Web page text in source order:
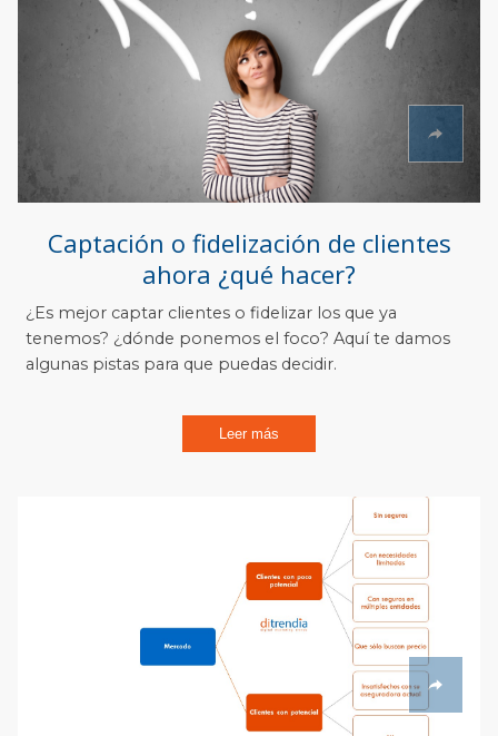
Captación o fidelización de clientes
ahora ¿qué hacer?
¿Es mejor captar clientes o fidelizar los que ya
tenemos? ¿dónde ponemos el foco? Aquí te damos
algunas pistas para que puedas decidir.
Leer más